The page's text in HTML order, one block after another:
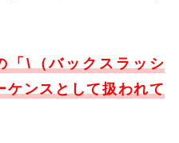
「\（バックスラッシ
ケンスとして扱われて